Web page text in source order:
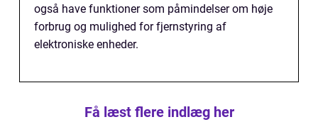
også have funktioner som påmindelser om høje
forbrug og mulighed for fjernstyring af
elektroniske enheder.
Få læst flere indlæg her